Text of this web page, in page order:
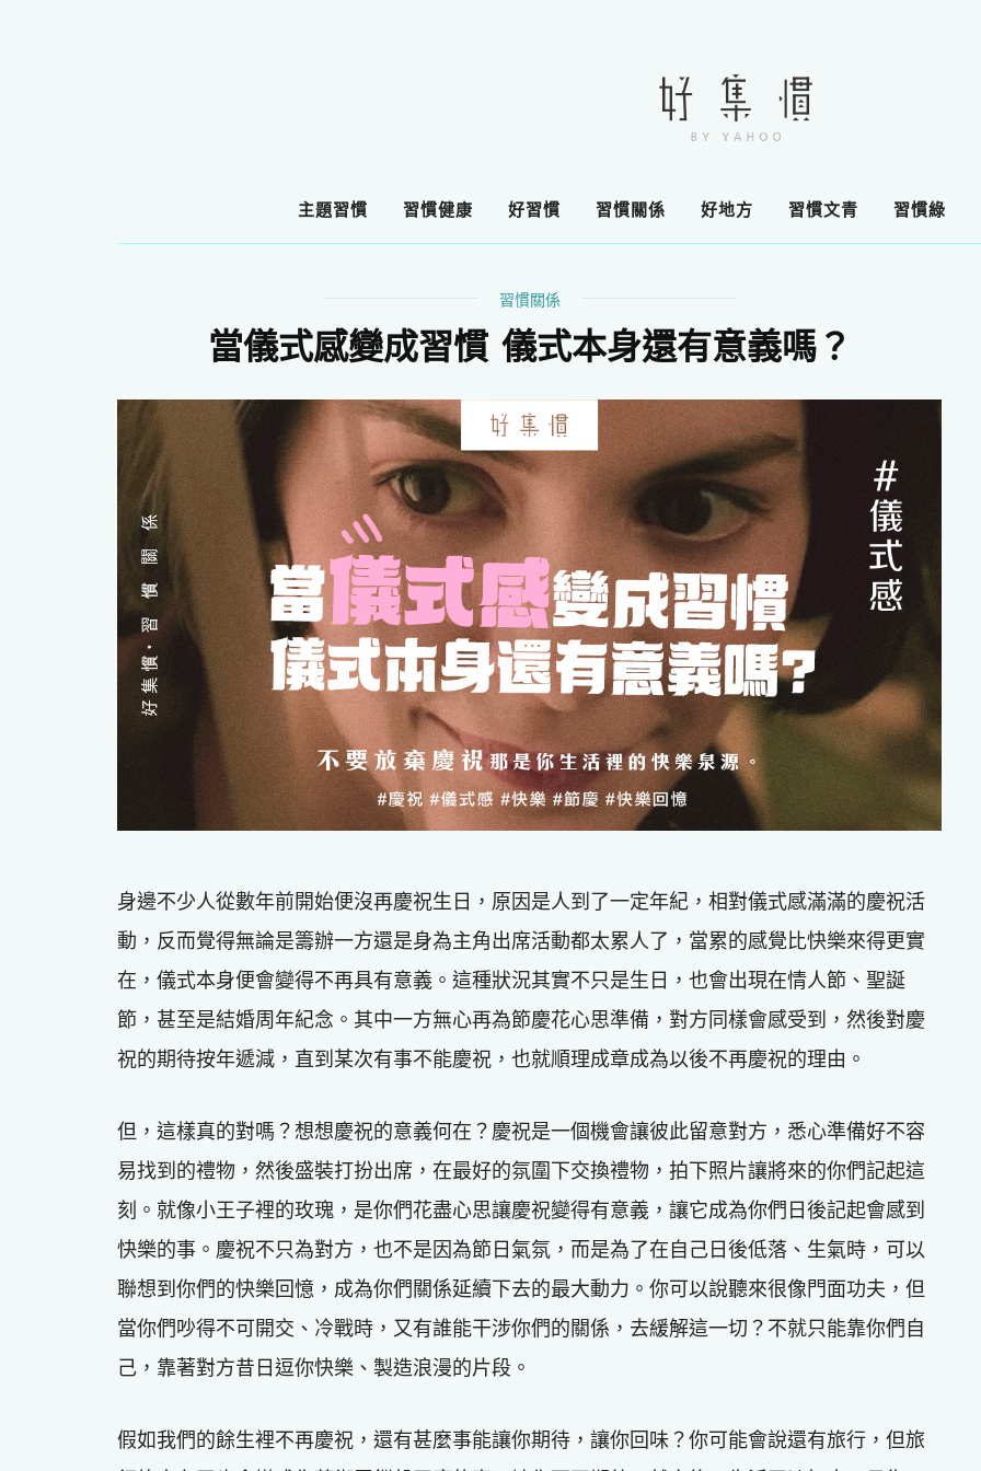
主題習慣 習慣健康 好習慣 習慣關係 好地方 習慣文青 習慣綠
習慣關係
當儀式感變成習慣 儀式本身還有意義嗎？
身邊不少人從數年前開始便沒再慶祝生日，原因是人到了一定年紀，相對儀式感滿滿的慶祝活
動，反而覺得無論是籌辦一方還是身為主角出席活動都太累人了，當累的感覺比快樂來得更實
在，儀式本身便會變得不再具有意義。這種狀況其實不只是生日，也會出現在情人節、聖誕
節，甚至是結婚周年紀念。其中一方無心再為節慶花心思準備，對方同樣會感受到，然後對慶
祝的期待按年遞減，直到某次有事不能慶祝，也就順理成章成為以後不再慶祝的理由。
但，這樣真的對嗎？想想慶祝的意義何在？慶祝是一個機會讓彼此留意對方，悉心準備好不容
易找到的禮物，然後盛裝打扮出席，在最好的氛圍下交換禮物，拍下照片讓將來的你們記起這
刻。就像小王子裡的玫瑰，是你們花盡心思讓慶祝變得有意義，讓它成為你們日後記起會感到
快樂的事。慶祝不只為對方，也不是因為節日氣氛，而是為了在自己日後低落、生氣時，可以
聯想到你們的快樂回憶，成為你們關係延續下去的最大動力。你可以說聽來很像門面功夫，但
當你們吵得不可開交、冷戰時，又有誰能干涉你們的關係，去緩解這一切？不就只能靠你們自
己，靠著對方昔日逗你快樂、製造浪漫的片段。
假如我們的餘生裡不再慶祝，還有甚麼事能讓你期待，讓你回味？你可能會說還有旅行，但旅